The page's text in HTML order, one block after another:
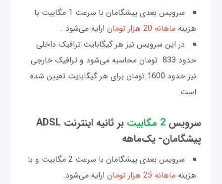
سرویس بعدی پیشگامان با سرعت 1 مگابیت با
هزینهماهانه 20 هزار تومان
ارایه می‌شود .
در این سرویس نیز هر گیگابایت ترافیک داخلی
حدود 833 تومان محاسبه می‌شود و ترافیک خارجی
نیز حدود 1600 تومان برای هر گیگابایت تعیین شده
است.
سرویس2 مگابیت
بر ثانیه اینترنت ADSL
پیشگامان- یک‌ماهه
سرویس بعدی پیشگامان با سرعت 2 مگابیت و با
هزینهماهانه 25 هزار تومان
ارایه می‌شود.